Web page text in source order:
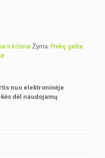
ir krūmai Žyma: Prekę galite
nuo elektroninėje
dėl naudojamų